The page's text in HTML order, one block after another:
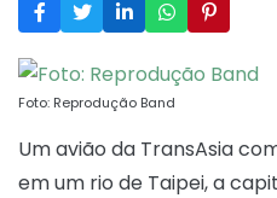
Foto: Reprodução Band
Um avião da TransAsia
em um rio de Taipei, a